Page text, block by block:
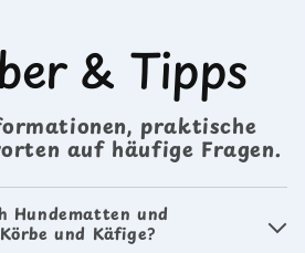
& Tipps
praktische
auf häufige Fragen.
Hundematten und
und Käfige?